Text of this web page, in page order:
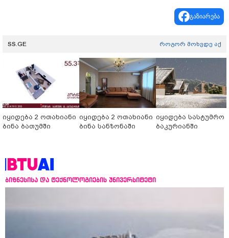
Video
გაზიარება
SS.GE როგორ მოხვდე აქ
იყიდება 2 ოთახიანი
ბინა ბათუმში
იყიდება 2 ოთახიანი
ბინა სანზონაში
იყიდება სასტუმრო
ბაკურიანში
ბიზნესისა და ტექნოლოგიების უნივერსიტეტი